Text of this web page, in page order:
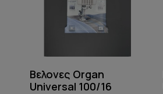
Βελονες Organ
Universal 100/16